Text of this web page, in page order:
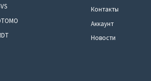
Контакты
Аккаунт
Новости